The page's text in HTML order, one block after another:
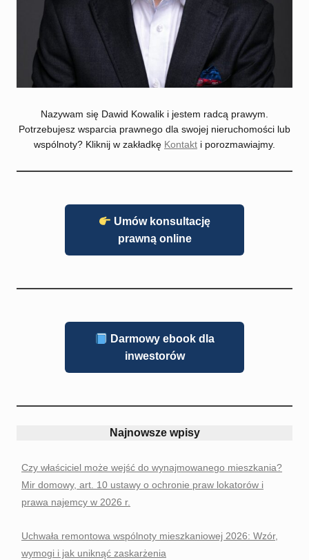
Nazywam się Dawid Kowalik i jestem radcą prawym.
Potrzebujesz wsparcia prawnego dla swojej nieruchomości lub
wspólnoty? Kliknij w zakładkę Kontakt i porozmawiajmy.
Umów konsultację
prawną online
Darmowy ebook dla
inwestorów
Najnowsze wpisy
Czy właściciel może wejść do wynajmowanego mieszkania?
Mir domowy, art. 10 ustawy o ochronie praw lokatorów i
prawa najemcy w 2026 r.
Uchwała remontowa wspólnoty mieszkaniowej 2026: Wzór,
wymogi i jak uniknąć zaskarżenia